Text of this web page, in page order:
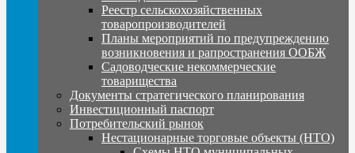
Реестр сельскохозяйственных
товаропроизводителей
Планы мероприятий по предупреждению
возникновения и рапространения ООБЖ
Садоводческие некоммерческие
товарищества
Документы стратегического планирования
Инвестиционный паспорт
Потребительский рынок
Нестационарные торговые объекты (НТО)